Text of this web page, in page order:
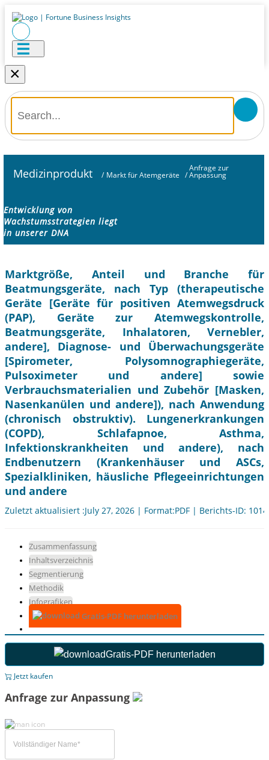
×
Medizinprodukt / Markt für Atemgeräte /
Anfrage zur
Anpassung
Entwicklung von
Wachstumsstrategien liegt
in unserer DNA
Marktgröße, Anteil und Branche für
Beatmungsgeräte, nach Typ (therapeutische
Geräte [Geräte für positiven Atemwegsdruck
(PAP), Geräte zur Atemwegskontrolle,
Beatmungsgeräte, Inhalatoren, Vernebler,
andere], Diagnose- und Überwachungsgeräte
[Spirometer, Polysomnographiegeräte,
Pulsoximeter und andere] sowie
Verbrauchsmaterialien und Zubehör [Masken,
Nasenkanülen und andere]), nach Anwendung
(chronisch obstruktiv). Lungenerkrankungen
(COPD), Schlafapnoe, Asthma,
Infektionskrankheiten und andere), nach
Endbenutzern (Krankenhäuser und ASCs,
Spezialkliniken, häusliche Pflegeeinrichtungen
und andere
Zuletzt aktualisiert :July 27, 2026 | Format:PDF | Berichts-ID:
Zusammenfassung
Inhaltsverzeichnis
Segmentierung
Methodik
Infografiken
Gratis-PDF herunterladen
Gratis-PDF herunterladen
Jetzt kaufen
Anfrage zur Anpassung